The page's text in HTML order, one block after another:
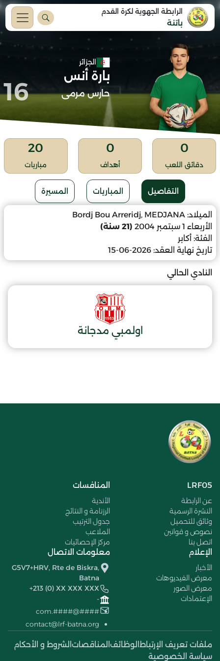
الرابطة الجهوية لكرة القدم
باتنة
الجزائر
بارة أنس
حارس مرمى 16
0
دقائق اللعب
0
أهداف
20
مباريات
التفاصيل المباريات المسيرة
الميلاد: Bordj Bou Arreridj, MEDJANA
الأربعاء 1 سبتمبر 2004
(21 سنة)
الفئة: أكابر
تاريخ نهاية العقد: 2026-06-15
النادي الحالي
اولمبي مدجانة
LRF05
عن الرابطة
النشرة الرسمية
وثائق للتحميل
نصوص و قوانين
اتصل بنا
المنافسات
الأندية
الرزنامة و النتائج
جدول الترتيب
الملاعب
مركز الإحصائيات
الإعلام
الأخبار
معرض الفيديوهات
معرض الصور
الإعتمادات
معلومات الاتصال
G5V7+HRV, Rte de Biskra,
Batna
+213 (0) XX XXX XXX
-
####@####.com
contact@lrf-batna.org
ملفات تعريف الإرتباط الوظائف المناقصات الشروط و الأحكام
سياسة الخصوصية